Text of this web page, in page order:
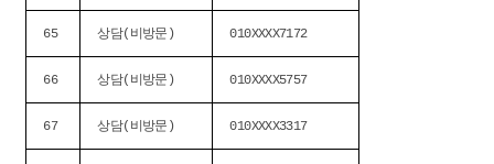
65 상담(비방문) 010XXXX7172
66 상담(비방문) 010XXXX5757
67 상담(비방문) 010XXXX3317